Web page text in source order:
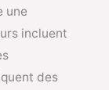
une
incluent
des